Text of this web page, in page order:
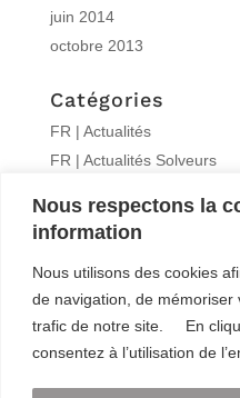
Nous respectons la
information
Nous utilisons des cookies
de navigation, de mémoriser
trafic de notre site. En
consentez à l’utilisation de
juin 2014
octobre 2013
Catégories
FR | Actualités
FR | Actualités Solveurs
FR | Interview
FR | Publications
Non classé
Méta
Connexion